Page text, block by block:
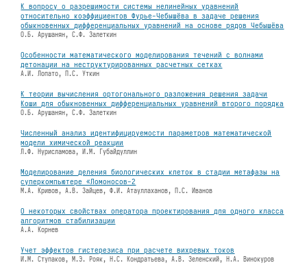
К вопросу о разрешимости системы нелинейных уравнений
относительно коэффициентов Фурье-Чебышёва в задаче решения
обыкновенных дифференциальных уравнений на основе рядов Чебышёва
О.Б. Арушанян, С.Ф. Залеткин
Особенности математического моделирования течений с волнами
детонации на неструктурированных расчетных сетках
А.И. Лопато, П.С. Уткин
К теории вычисления ортогонального разложения решения задачи
Коши для обыкновенных дифференциальных уравнений второго порядка
О.Б. Арушанян, С.Ф. Залеткин
Численный анализ идентифицируемости параметров математической
модели химической реакции
Л.Ф. Нурисламова, И.М. Губайдуллин
Моделирование деления биологических клеток в стадии метафазы на
суперкомпьютере «Ломоносов-2
М.А. Кривов, А.В. Зайцев, Ф.И. Атауллаханов, П.С. Иванов
О некоторых свойствах оператора проектирования для одного класса
алгоритмов стабилизации
А.А. Корнев
Учет эффектов гистерезиса при расчете вихревых токов
И.М. Ступаков, М.Э. Рояк, Н.С. Кондратьева, А.В. Зеленский, Н.А. Винокуров